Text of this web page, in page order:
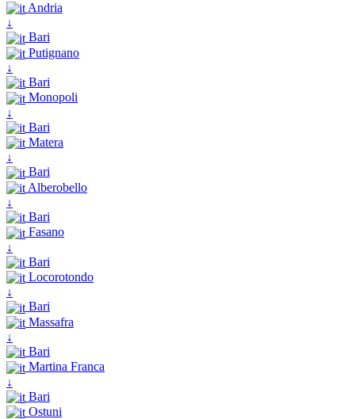
Andria
↓
Bari
Putignano
↓
Bari
Monopoli
↓
Bari
Matera
↓
Bari
Alberobello
↓
Bari
Fasano
↓
Bari
Locorotondo
↓
Bari
Massafra
↓
Bari
Martina Franca
↓
Bari
Ostuni